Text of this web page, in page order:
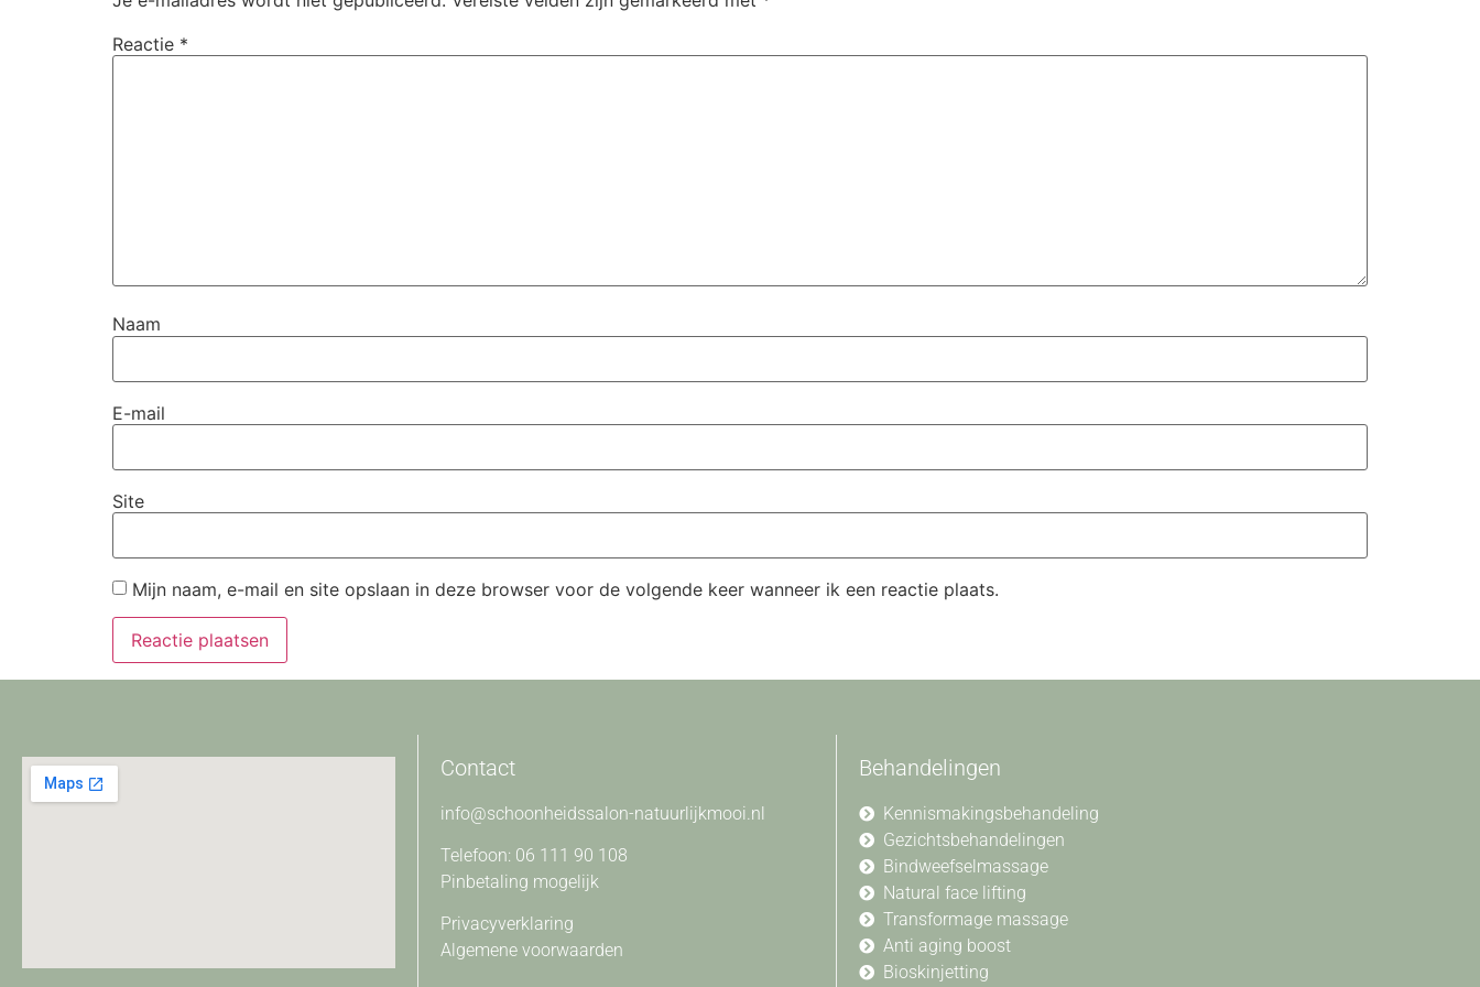
Reactie *
Naam
E-mail
Site
Mijn naam, e-mail en site opslaan in deze browser voor de volgende keer wanneer ik een reactie plaats.
Contact
info@schoonheidssalon-natuurlijkmooi.nl
Telefoon: 06 111 90 108
Pinbetaling mogelijk
Privacyverklaring
Algemene voorwaarden
Behandelingen
Kennismakingsbehandeling
Gezichtsbehandelingen
Bindweefselmassage
Natural face lifting
Transformage massage
Anti aging boost
Bioskinjetting